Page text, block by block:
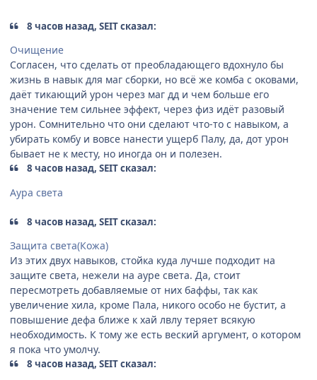
8 часов назад, SEIT сказал:
Очищение
Согласен, что сделать от преобладающего вдохнуло бы
жизнь в навык для маг сборки, но всё же комба с оковами,
даёт тикающий урон через маг дд и чем больше его
значение тем сильнее эффект, через физ идёт разовый
урон. Сомнительно что они сделают что-то с навыком, а
убирать комбу и вовсе нанести ущерб Палу, да, дот урон
бывает не к месту, но иногда он и полезен.
8 часов назад, SEIT сказал:
Аура света
8 часов назад, SEIT сказал:
Защита света(Кожа)
Из этих двух навыков, стойка куда лучше подходит на
защите света, нежели на ауре света. Да, стоит
пересмотреть добавляемые от них баффы, так как
увеличение хила, кроме Пала, никого особо не бустит, а
повышение дефа ближе к хай лвлу теряет всякую
необходимость. К тому же есть веский аргумент, о котором
я пока что умолчу.
8 часов назад, SEIT сказал: